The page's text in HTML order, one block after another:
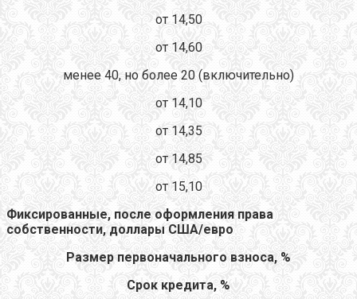
от 14,50
от 14,60
менее 40, но более 20 (включительно)
от 14,10
от 14,35
от 14,85
от 15,10
Фиксированные, после оформления права
собственности, доллары США/евро
Размер первоначального взноса, %
Срок кредита, %